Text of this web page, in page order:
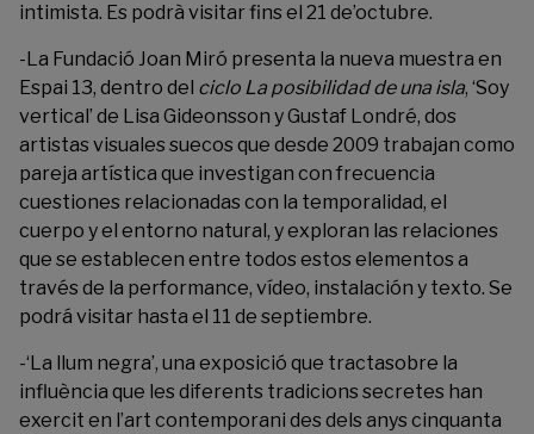
intimista. Es podrà visitar fins el 21 de’octubre.
-La Fundació Joan Miró presenta la nueva muestra en
Espai 13, dentro del ciclo La posibilidad de una isla, ‘Soy
vertical’ de Lisa Gideonsson y Gustaf Londré, dos
artistas visuales suecos que desde 2009 trabajan como
pareja artística que investigan con frecuencia
cuestiones relacionadas con la temporalidad, el
cuerpo y el entorno natural, y exploran las relaciones
que se establecen entre todos estos elementos a
través de la performance, vídeo, instalación y texto. Se
podrá visitar hasta el 11 de septiembre.
-‘La llum negra’, una exposició que tractasobre la
influència que les diferents tradicions secretes han
exercit en l’art contemporani des dels anys cinquanta